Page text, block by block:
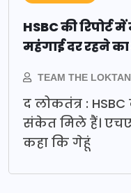
HSBC की
महंगाई दर रहने
TEAM THE
द लोकतंत्र :
संकेत मिले हैं।
कहा कि गेहूं